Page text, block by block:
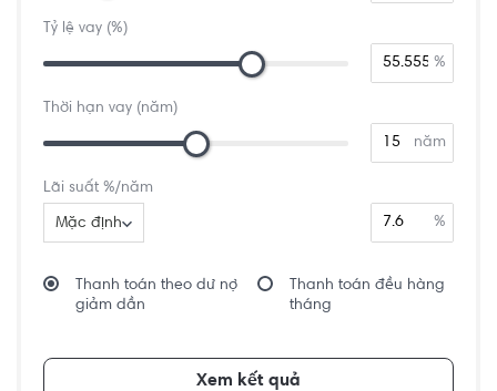
Tỷ lệ vay (%)
%
Thời hạn vay (năm)
năm
Lãi suất %/năm
Mặc định %
Thanh toán theo dư nợ
giảm dần
Thanh toán đều hàng
tháng
Xem kết quả